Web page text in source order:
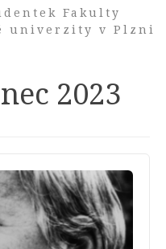
Fakulty
univerzity v Plzni
2023